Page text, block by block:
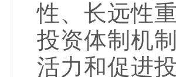
性、长远性
投资体制机
活力和促进